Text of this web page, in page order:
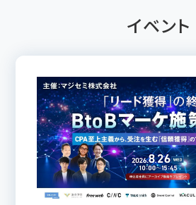
イベント